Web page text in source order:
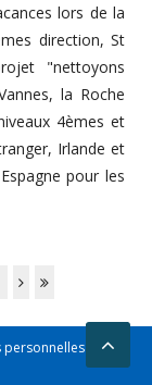
lors de la
direction, St
"nettoyons
la Roche
4èmes et
Irlande et
pour les
personnelles